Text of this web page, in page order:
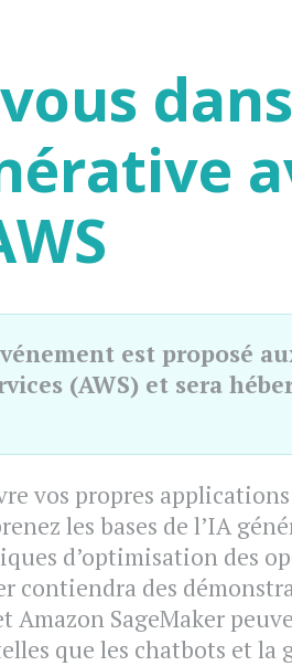
dans
est proposé
(AWS) et sera
vos propres
les bases de l’IA
d’optimisation des
contiendra des
Amazon SageMaker
que les chatbots et la